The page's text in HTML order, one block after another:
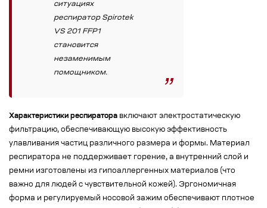
ситуациях
респиратор Spirotek
VS 201 FFP1
становится
незаменимым
помощником.
Характеристики респиратора включают электростатическую
фильтрацию, обеспечивающую высокую эффективность
улавливания частиц различного размера и формы. Материал
респиратора не поддерживает горение, а внутренний слой и
ремни изготовлены из гипоаллергенных материалов (что
важно для людей с чувствительной кожей). Эргономичная
форма и регулируемый носовой зажим обеспечивают плотное